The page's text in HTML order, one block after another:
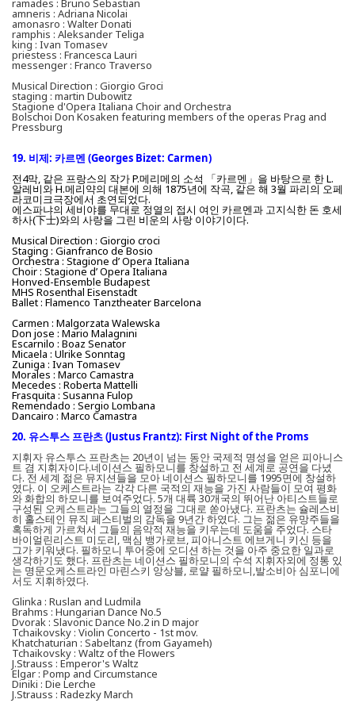
ramades : Bruno Sebastian
amneris : Adriana Nicolai
amonasro : Walter Donati
ramphis : Aleksander Teliga
king : Ivan Tomasev
priestess : Francesca Lauri
messenger : Franco Traverso
Musical Direction : Giorgio Groci
staging : martin Dubowitz
Stagione d'Opera Italiana Choir and Orchestra
Bolschoi Don Kosaken featuring members of the operas Prag and
Pressburg
19. 비제: 카르멘 (Georges Bizet: Carmen)
전4막, 같은 프랑스의 작가 P.메리메의 소석 「카르멘」을 바탕으로 한 L.
알레비와 H.메리약의 대본에 의해 1875년에 작곡, 같은 해 3월 파리의 오페
라코미크극장에서 초연되었다.
에스파냐의 세비야를 무대로 정열의 접시 여인 카르멘과 고지식한 돈 호세
하사(下士)와의 사랑을 그린 비운의 사랑 이야기이다.
Musical Direction : Giorgio croci
Staging : Gianfranco de Bosio
Orchestra : Stagione d’ Opera Italiana
Choir : Stagione d’ Opera Italiana
Honved-Ensemble Budapest
MHS Rosenthal Eisenstadt
Ballet : Flamenco Tanztheater Barcelona
Carmen : Malgorzata Walewska
Don jose : Mario Malagnini
Escarnilo : Boaz Senator
Micaela : Ulrike Sonntag
Zuniga : Ivan Tomasev
Morales : Marco Camastra
Mecedes : Roberta Mattelli
Frasquita : Susanna Fulop
Remendado : Sergio Lombana
Dancairo : Marco Camastra
20. 유스투스 프란츠 (Justus Frantz): First Night of the Proms
지휘자 유스투스 프란츠는 20년이 넘는 동안 국제적 명성을 얻은 피아니스
트 겸 지휘자이다.네이션스 필하모니를 창설하고 전 세계로 공연을 다녔
다. 전 세계 젊은 뮤지션들을 모아 네이션스 필하모니를 1995면에 창설하
였다. 이 오케스트라는 각각 다른 국적의 재능을 가진 사람들이 모여 평화
와 화합의 하모니를 보여주었다. 5개 대륙 30개국의 뛰어난 아티스트들로
구성된 오케스트라는 그들의 열정을 그대로 쏟아냈다. 프란츠는 슐레스비
히 홀스테인 뮤직 페스티벌의 감독을 9년간 하였다. 그는 젊은 유망주들을
혹독하게 가르쳐서 그들의 음악적 재능을 키우는데 도움을 주었다. 스타
바이얼린리스트 미도리, 맥심 뱅가로브, 피아니스트 에브게니 키신 등을
그가 키워냈다. 필하모니 투어중에 오디션 하는 것을 아주 중요한 일과로
생각하기도 했다. 프란츠는 네이션스 필하모니의 수석 지휘자외에 정통 있
는 명문오케스트라인 마린스키 앙상블, 로얄 필하모니,발소비아 심포니에
서도 지휘하였다.
Glinka : Ruslan and Ludmila
Brahms : Hungarian Dance No.5
Dvorak : Slavonic Dance No.2 in D major
Tchaikovsky : Violin Concerto - 1st mov.
Khatchaturian : Sabeltanz (from Gayameh)
Tchaikovsky : Waltz of the Flowers
J.Strauss : Emperor's Waltz
Elgar : Pomp and Circumstance
Diniki : Die Lerche
J.Strauss : Radezky March